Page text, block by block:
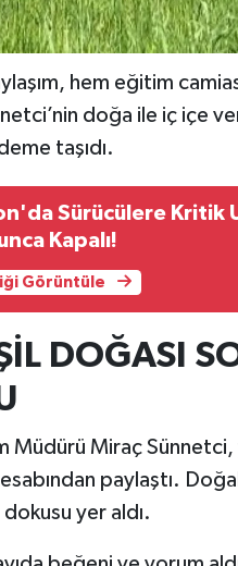
hem eğitim
doğa ile iç içe
taşıdı.
Sürücülere Kritik
Kapalı!
Görüntüle
DOĞASI
Müdürü Miraç
paylaştı.
dokusu yer aldı.